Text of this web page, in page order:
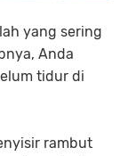
yang sering
Anda
tidur di
rambut